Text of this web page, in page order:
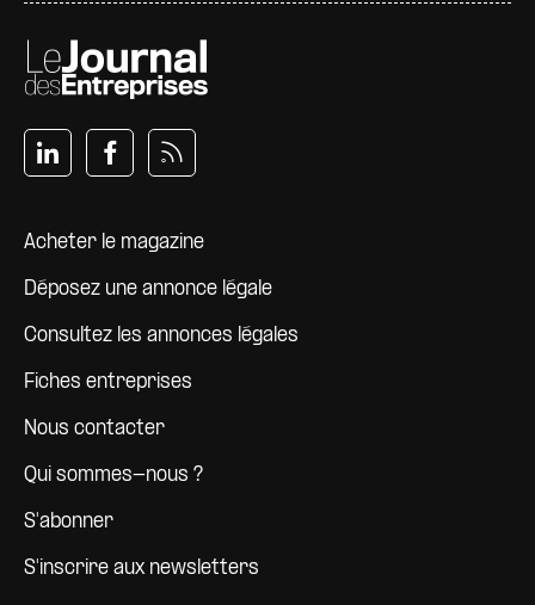
Pied de page
Acheter le magazine
Déposez une annonce légale
Consultez les annonces légales
Fiches entreprises
Nous contacter
Qui sommes-nous ?
S'abonner
S'inscrire aux newsletters